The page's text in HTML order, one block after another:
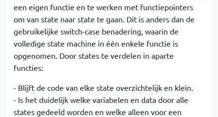
een eigen functie en te werken met functiepointers
om van state naar state te gaan. Dit is anders dan de
gebruikelijke switch-case benadering, waarin de
volledige state machine in één enkele functie is
opgenomen. Door states te verdelen in aparte
functies:
- Blijft de code van elke state overzichtelijk en klein.
- Is het duidelijk welke variabelen en data door alle
states gedeeld worden en welke alleen voor een